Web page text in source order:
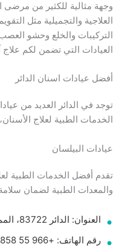
وجهة مثالية للكثير من
العلاجية والتجميلية مثل
التركيبات والخلع وحشو
العيادات التي تضمن لكم
أفضل عيادات اسنان الدائر
توجد في الدائر العديد من
الخدمات الطبية لعلاج
عيادات البيلسان
تقدم أفضل الخدمات الطبية
والمعدات الطبية لضمان
العنوان: الدائر 83722، المملكة العربية السعودية.
رقم الهاتف: +966 55 858 2631